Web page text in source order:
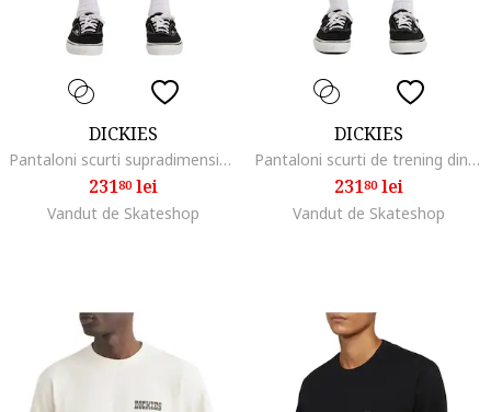
DICKIES
Pantaloni scurti supradimensionati din amestec de bumbac
23180lei
Vandut de Skateshop
DICKIES
Pantaloni scurti de trening din amestec de bumbac cu buzunare
23180lei
Vandut de Skateshop